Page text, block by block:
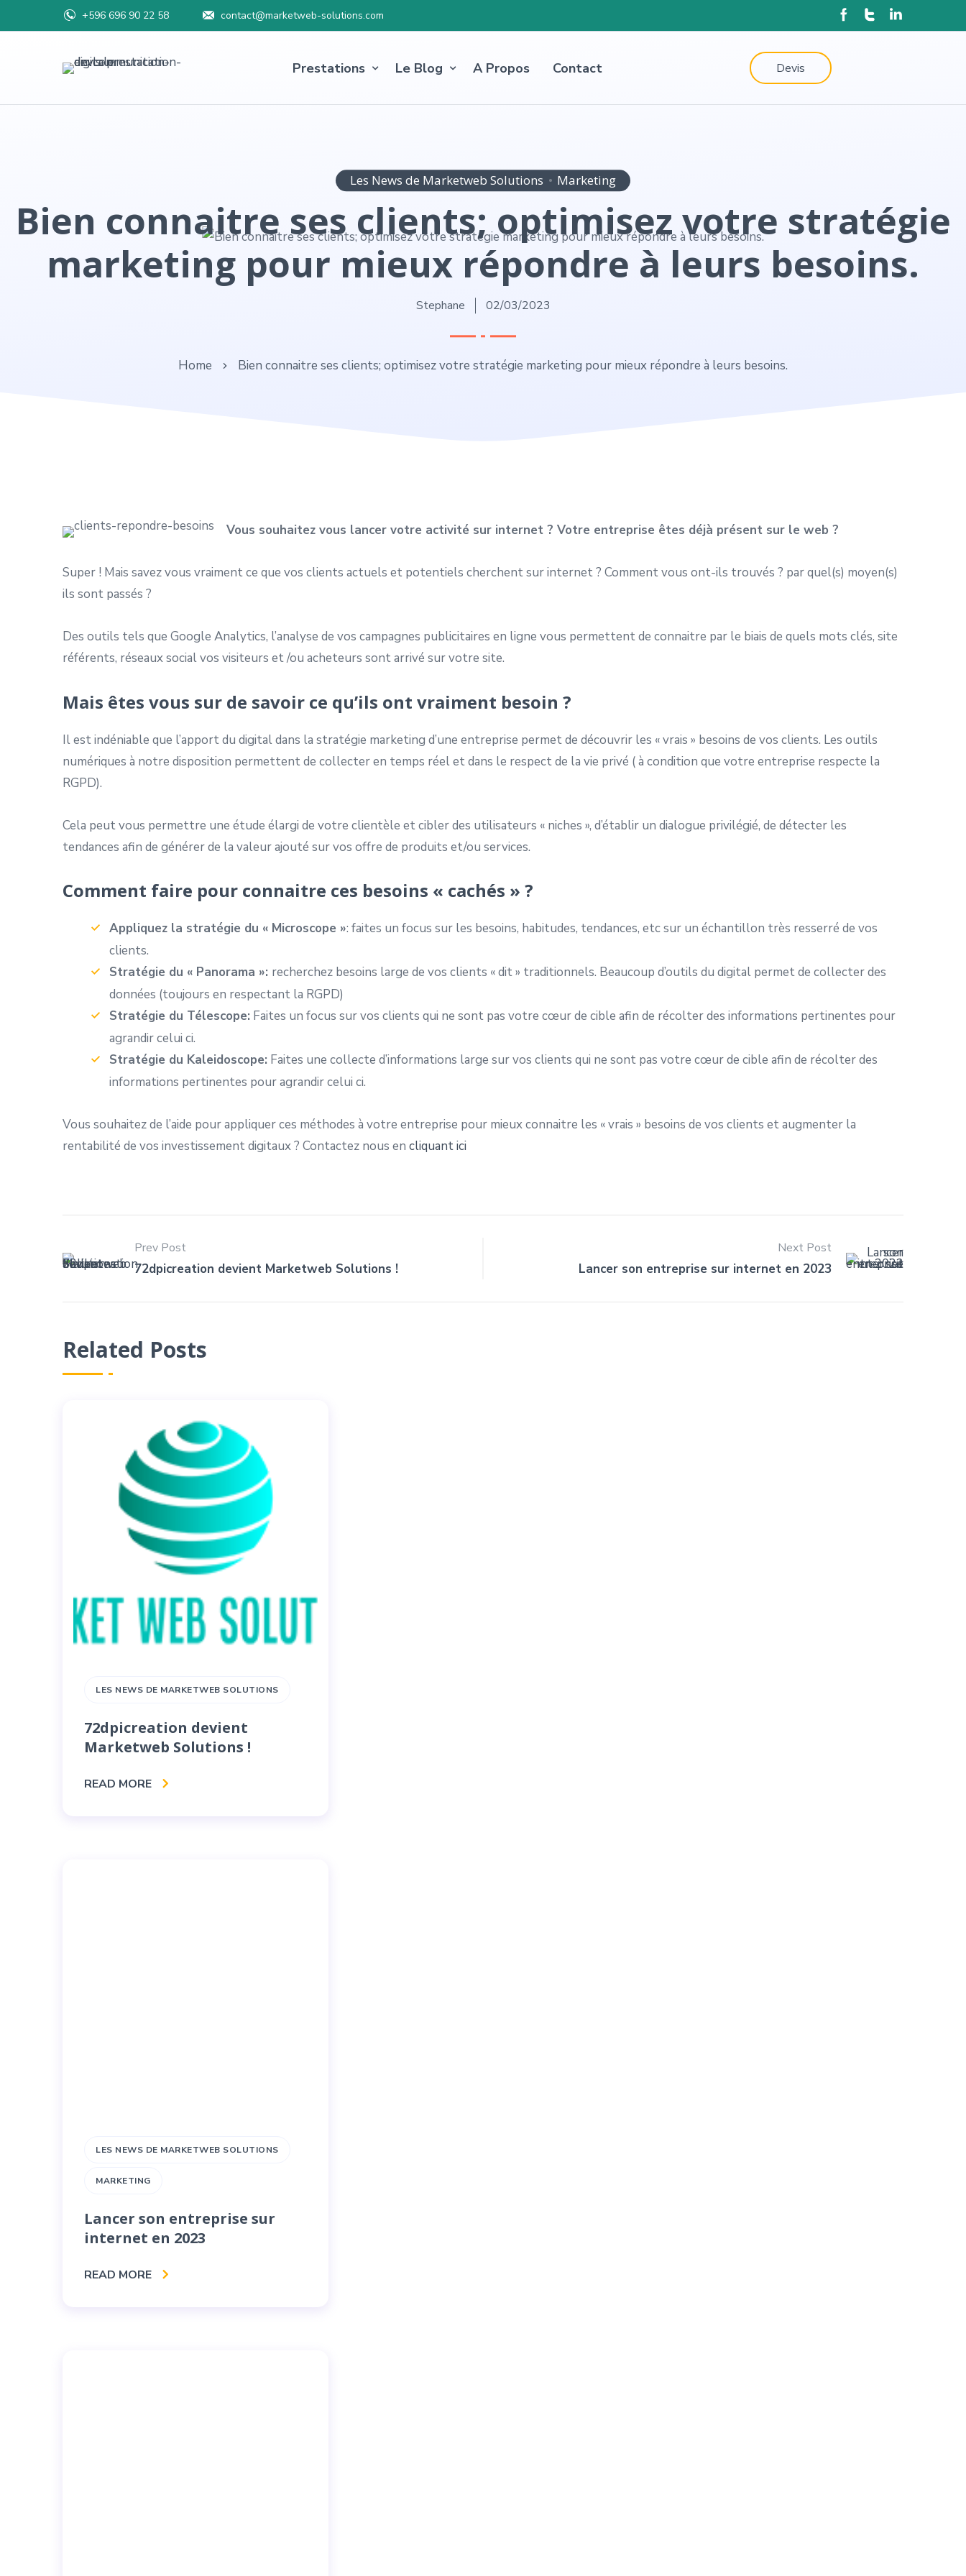
+596 696 90 22 58 contact@marketweb-solutions.com
Prestations Le Blog A Propos Contact Devis
Les News de Marketweb Solutions Marketing
Bien connaitre ses clients; optimisez votre stratégie
marketing pour mieux répondre à leurs besoins.
Stephane 02/03/2023
Home Bien connaitre ses clients; optimisez votre stratégie marketing pour mieux répondre à leurs besoins.
Vous souhaitez vous lancer votre activité sur internet ? Votre entreprise êtes déjà présent sur le web ?
Super ! Mais savez vous vraiment ce que vos clients actuels et potentiels cherchent sur internet ? Comment vous ont-ils trouvés ? par quel(s) moyen(s)
ils sont passés ?
Des outils tels que Google Analytics, l’analyse de vos campagnes publicitaires en ligne vous permettent de connaitre par le biais de quels mots clés, site
référents, réseaux social vos visiteurs et /ou acheteurs sont arrivé sur votre site.
Mais êtes vous sur de savoir ce qu’ils ont vraiment besoin ?
Il est indéniable que l’apport du digital dans la stratégie marketing d’une entreprise permet de découvrir les « vrais » besoins de vos clients. Les outils
numériques à notre disposition permettent de collecter en temps réel et dans le respect de la vie privé ( à condition que votre entreprise respecte la
RGPD).
Cela peut vous permettre une étude élargi de votre clientèle et cibler des utilisateurs « niches », d’établir un dialogue privilégié, de détecter les
tendances afin de générer de la valeur ajouté sur vos offre de produits et/ou services.
Comment faire pour connaitre ces besoins « cachés » ?
Appliquez la stratégie du « Microscope »: faites un focus sur les besoins, habitudes, tendances, etc sur un échantillon très resserré de vos
clients.
Stratégie du « Panorama »: recherchez besoins large de vos clients « dit » traditionnels. Beaucoup d’outils du digital permet de collecter des
données (toujours en respectant la RGPD)
Stratégie du Télescope: Faites un focus sur vos clients qui ne sont pas votre cœur de cible afin de récolter des informations pertinentes pour
agrandir celui ci.
Stratégie du Kaleidoscope: Faites une collecte d’informations large sur vos clients qui ne sont pas votre cœur de cible afin de récolter des
informations pertinentes pour agrandir celui ci.
Vous souhaitez de l’aide pour appliquer ces méthodes à votre entreprise pour mieux connaitre les « vrais » besoins de vos clients et augmenter la
rentabilité de vos investissement digitaux ? Contactez nous en cliquant ici
Prev Post
72dpicreation devient Marketweb Solutions !
Next Post
Lancer son entreprise sur internet en 2023
Related Posts
LES NEWS DE MARKETWEB SOLUTIONS
72dpicreation devient
Marketweb Solutions !
READ MORE
LES NEWS DE MARKETWEB SOLUTIONS
MARKETING
Lancer son entreprise sur
internet en 2023
READ MORE